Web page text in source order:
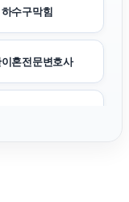
하수구막힘
혼전문변호사